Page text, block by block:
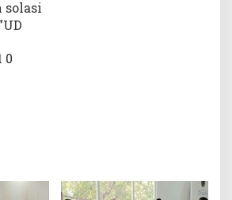
solasi
0